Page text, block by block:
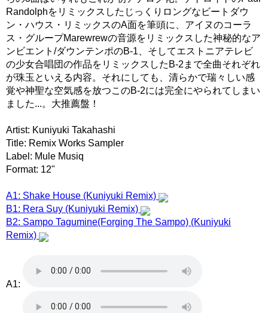
Randolphをリミックスしたじっくりロングなビートダウ
ン・ハウス・リミックスのA面を筆頭に、アイヌのコーラ
ス・グループMarewrewの音源をリミックスした神秘的なア
ンビエント/ダウンテンポのB-1、そしてエストニアテレビ
の少女合唱団の作品をリミックスしたB-2まで全曲それぞれ
が珠玉といえる内容。それにしても、清らかで瑞々しい感
覚や神聖な空気感を放つこのB-2には完全にやられてしまい
ました...。大推薦盤！
Artist: Kuniyuki Takahashi
Title: Remix Works Sampler
Label: Mule Musiq
Format: 12"
A1: Shake House (Kuniyuki Remix)
B1: Rera Suy (Kuniyuki Remix)
B2: Sampo Tagumine(Forging The Sampo) (Kuniyuki
Remix)
A1: